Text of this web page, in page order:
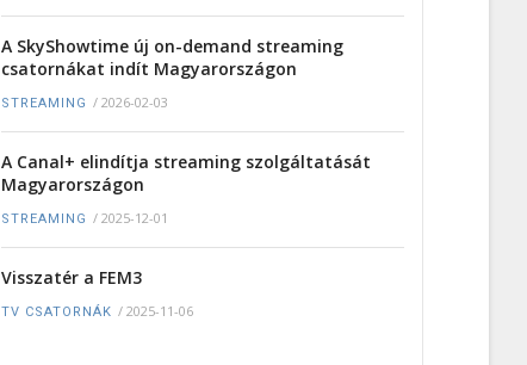
A SkyShowtime új on-demand streaming
csatornákat indít Magyarországon
STREAMING / 2026-02-03
A Canal+ elindítja streaming szolgáltatását
Magyarországon
STREAMING / 2025-12-01
Visszatér a FEM3
TV CSATORNÁK / 2025-11-06